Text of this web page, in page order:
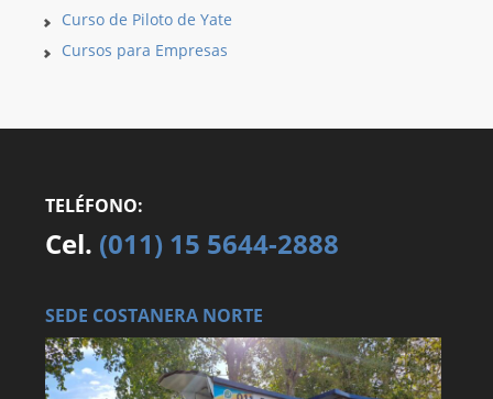
Curso de Piloto de Yate
Cursos para Empresas
TELÉFONO:
Cel. (011) 15 5644-2888
SEDE COSTANERA NORTE